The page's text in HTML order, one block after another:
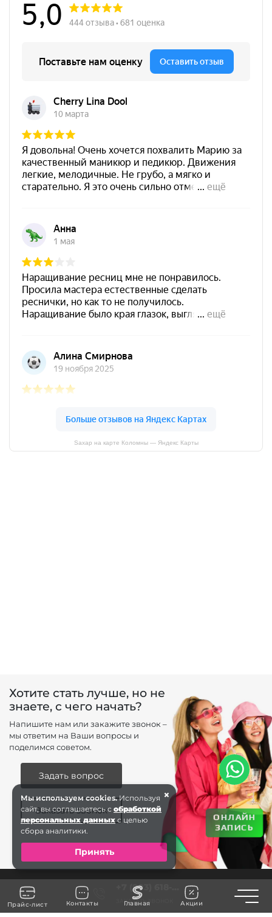
Прайс-лист Контакты Главная Акции
Sахар на карте Коломны — Яндекс Карты
Хотите стать лучше, но не
знаете, с чего начать?
Напишите нам или закажите звонок –
мы ответим на Ваши вопросы и
поделимся советом.
Задать вопрос
Заказать звонок
+7 (903) 618-...
ЗАКАЗАТЬ ЗВОНОК
×
Мы используем cookies.Используя
сайт, вы соглашаетесь с обработкой
персональных данныхс целью
сбора аналитики.
Принять
ОНЛАЙН
ЗАПИСЬ